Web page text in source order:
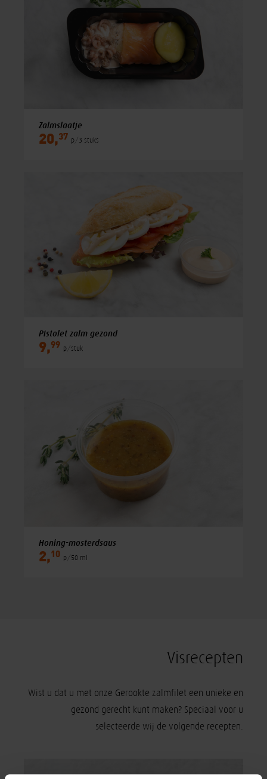
Zalmslaatje
20,37 p/3 stuks
Pistolet zalm gezond
9,99 p/stuk
Honing-mosterdsaus
2,10 p/50 ml
Visrecepten
Wist u dat u met onze Gerookte zalmfilet een unieke en
gezond gerecht kunt maken? Speciaal voor u
selecteerde wij de volgende recepten.